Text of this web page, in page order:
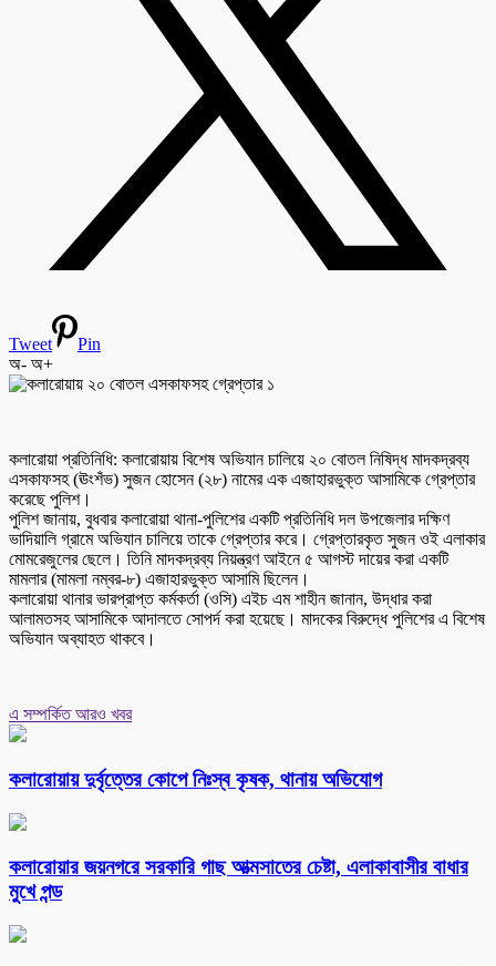
Tweet
Pin
অ- অ+
কলারোয়া প্রতিনিধি: কলারোয়ায় বিশেষ অভিযান চালিয়ে ২০ বোতল নিষিদ্ধ মাদকদ্রব্য
এসকাফসহ (ঊংশঁভ) সুজন হোসেন (২৮) নামের এক এজাহারভুক্ত আসামিকে গ্রেপ্তার
করেছে পুলিশ।
পুলিশ জানায়, বুধবার কলারোয়া থানা-পুলিশের একটি প্রতিনিধি দল উপজেলার দক্ষিণ
ভাদিয়ালি গ্রামে অভিযান চালিয়ে তাকে গ্রেপ্তার করে। গ্রেপ্তারকৃত সুজন ওই এলাকার
মোমরেজুলের ছেলে। তিনি মাদকদ্রব্য নিয়ন্ত্রণ আইনে ৫ আগস্ট দায়ের করা একটি
মামলার (মামলা নম্বর-৮) এজাহারভুক্ত আসামি ছিলেন।
কলারোয়া থানার ভারপ্রাপ্ত কর্মকর্তা (ওসি) এইচ এম শাহীন জানান, উদ্ধার করা
আলামতসহ আসামিকে আদালতে সোপর্দ করা হয়েছে। মাদকের বিরুদ্ধে পুলিশের এ বিশেষ
অভিযান অব্যাহত থাকবে।
এ সম্পর্কিত আরও খবর
কলারোয়ায় দুর্বৃত্তের কোপে নিঃস্ব কৃষক, থানায় অভিযোগ
কলারোয়ার জয়নগরে সরকারি গাছ আত্মসাতের চেষ্টা, এলাকাবাসীর বাধার
মুখে পন্ড